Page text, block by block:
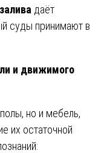
даёт
суды принимают в
и движимого
но и мебель,
их остаточной